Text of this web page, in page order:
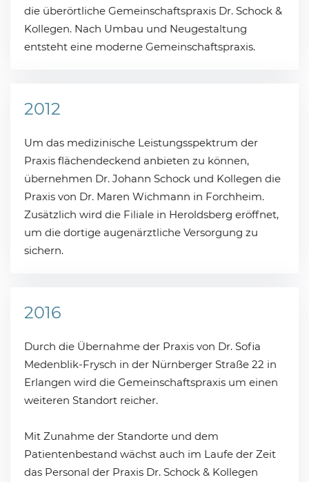
die überörtliche Gemeinschaftspraxis Dr. Schock &
Kollegen. Nach Umbau und Neugestaltung
entsteht eine moderne Gemeinschaftspraxis.
2012
Um das medizinische Leistungsspektrum der
Praxis flächendeckend anbieten zu können,
übernehmen Dr. Johann Schock und Kollegen die
Praxis von Dr. Maren Wichmann in Forchheim.
Zusätzlich wird die Filiale in Heroldsberg eröffnet,
um die dortige augenärztliche Versorgung zu
sichern.
2016
Durch die Übernahme der Praxis von Dr. Sofia
Medenblik-Frysch in der Nürnberger Straße 22 in
Erlangen wird die Gemeinschaftspraxis um einen
weiteren Standort reicher.
Mit Zunahme der Standorte und dem
Patientenbestand wächst auch im Laufe der Zeit
das Personal der Praxis Dr. Schock & Kollegen